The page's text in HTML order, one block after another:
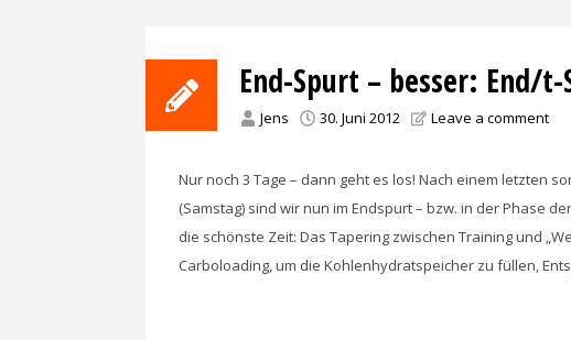
End-Spurt – besser: End/
Jens 30. Juni 2012 Leave a comment
Nur noch 3 Tage – dann geht es los! Nach einem letzten
(Samstag) sind wir nun im Endspurt – bzw. in der Phase
die schönste Zeit: Das Tapering zwischen Training und
Carboloading, um die Kohlenhydratspeicher zu füllen,